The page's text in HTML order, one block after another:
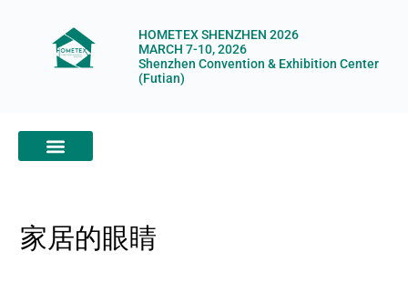
HOMETEX SHENZHEN 2026
MARCH 7-10, 2026
Shenzhen Convention & Exhibition Center
(Futian)
家居的眼睛